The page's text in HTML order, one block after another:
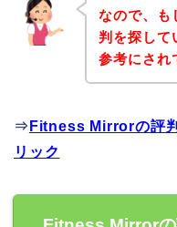
なので、
判を探して
参考にされ
⇒ Fitness Mirrorの評
リック